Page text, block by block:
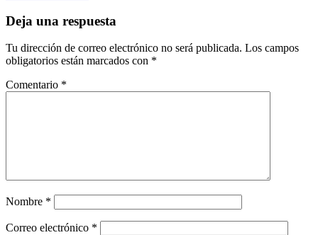
Deja una respuesta
Tu dirección de correo electrónico no será publicada. Los campos
obligatorios están marcados con *
Comentario *
Nombre *
Correo electrónico *